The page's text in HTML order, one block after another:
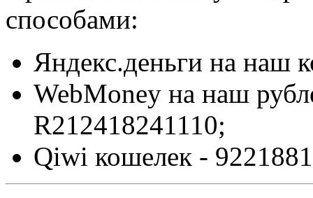
способами:
Яндекс.деньги на наш
WebMoney на наш
R212418241110;
Qiwi кошелек -